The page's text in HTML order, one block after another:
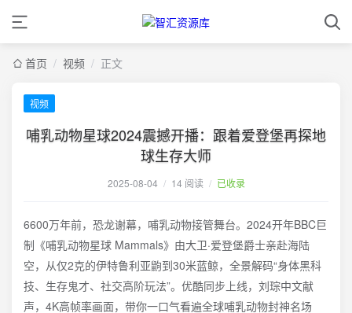
首页 / 视频 / 正文
视频
哺乳动物星球2024震撼开播：跟着爱登堡再探地
球生存大师
2025-08-04 / 14 阅读 / 已收录
6600万年前，恐龙谢幕，哺乳动物接管舞台。2024开年BBC巨
制《哺乳动物星球 Mammals》由大卫·爱登堡爵士亲赴海陆
空，从仅2克的伊特鲁利亚鼩到30米蓝鲸，全景解码“身体黑科
技、生存鬼才、社交高阶玩法”。优酷同步上线，刘琮中文献
声，4K高帧率画面，带你一口气看遍全球哺乳动物封神名场